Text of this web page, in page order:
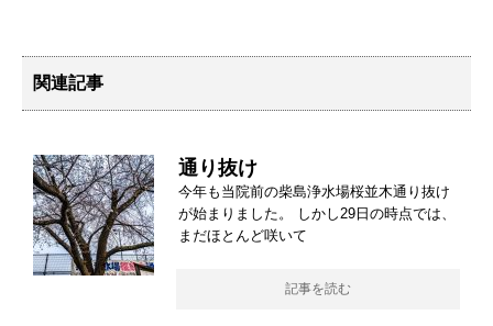
関連記事
通り抜け
今年も当院前の柴島浄水場桜並木通り抜け
が始まりました。 しかし29日の時点では、
まだほとんど咲いて
記事を読む